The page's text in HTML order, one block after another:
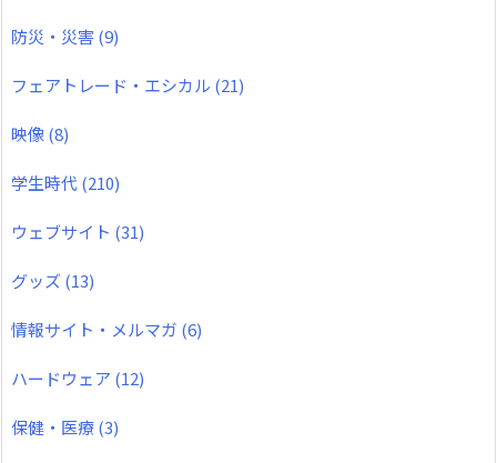
防災・災害(9)
フェアトレード・エシカル (21)
映像(8)
学生時代(210)
ウェブサイト (31)
グッズ (13)
情報サイト・メルマガ (6)
ハードウェア (12)
保健・医療(3)